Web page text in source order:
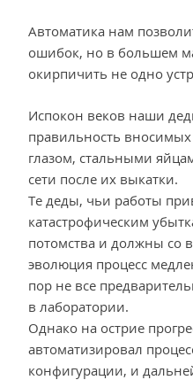
Автоматика нам
ошибок, но в большем
окирпичить не одно
Испокон веков наши
правильность
глазом, стальными
сети после их выкатки.
Те деды, чьи работы
катастрофическим
потомства и должны со
эволюция процесс
пор не все
в лаборатории.
Однако на острие
автоматизировал
конфигурации, и